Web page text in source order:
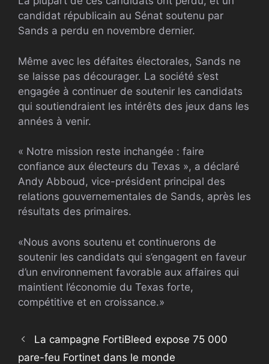
candidat républicain au Sénat soutenu par
Sands a perdu en novembre dernier.
Même avec les défaites électorales, Sands ne
se laisse pas décourager. La société s’est
engagée à continuer de soutenir les candidats
qui soutiendraient les intérêts des jeux dans les
années à venir.
« Notre mission reste inchangée : faire
confiance aux électeurs du Texas », a déclaré
Andy Abboud, vice-président principal des
relations gouvernementales de Sands, après les
résultats des primaires.
«Nous avons soutenu et continuerons de
soutenir les candidats qui s’engagent en faveur
d’un environnement favorable aux affaires qui
maintient l’économie du Texas forte,
compétitive et en croissance.»
La campagne FortiBleed expose 75 000
pare-feu Fortinet dans le monde